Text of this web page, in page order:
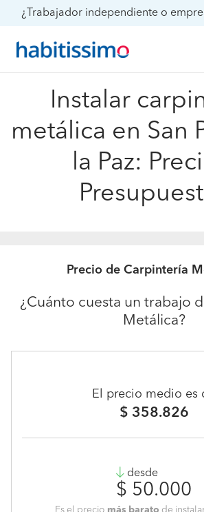
¿Trabajador independiente o
Instalar
metálica en San
la Paz:
Precio de Carpintería
¿Cuánto cuesta un trabajo
Metálica?
El precio medio es
$ 358.826
desde
$ 50.000
Es el precio más barato de